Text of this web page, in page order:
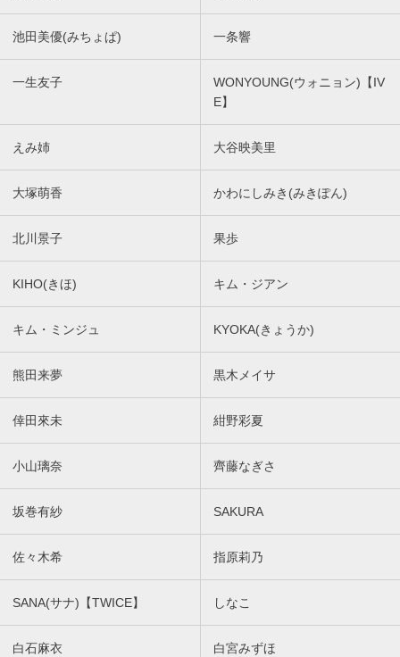
池田美優(みちょぱ) 一条響
一生友子
WONYOUNG(ウォニョン)【IV
E】
えみ姉 大谷映美里
大塚萌香 かわにしみき(みきぽん)
北川景子 果歩
KIHO(きほ) キム・ジアン
キム・ミンジュ KYOKA(きょうか)
熊田来夢 黒木メイサ
倖田來未 紺野彩夏
小山璃奈 齊藤なぎさ
坂巻有紗 SAKURA
佐々木希 指原莉乃
SANA(サナ)【TWICE】 しなこ
白石麻衣 白宮みずほ